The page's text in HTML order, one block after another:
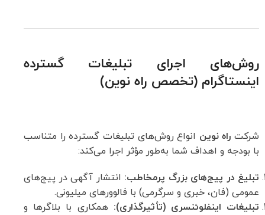
روش‌های اجرای تبلیغات گسترده
اینستاگرام (تخصص راه نوین)
شرکت راه نوین انواع روش‌های تبلیغات گسترده را متناسب
با بودجه و اهداف شما به‌طور مؤثر اجرا می‌کند:
تبلیغ در پیج‌های بزرگ پرمخاطب: انتشار آگهی در پیج‌های
عمومی (فان، خبری و سرگرمی) با فالوورهای میلیونی.
تبلیغات اینفلوئنسری (تأثیرگذاری): همکاری با بلاگرها و